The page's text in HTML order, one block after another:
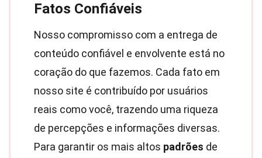
Fatos Confiáveis
Nosso compromisso com a entrega de
conteúdo confiável e envolvente está no
coração do que fazemos. Cada fato em
nosso site é contribuído por usuários
reais como você, trazendo uma riqueza
de percepções e informações diversas.
Para garantir os mais altos padrões de